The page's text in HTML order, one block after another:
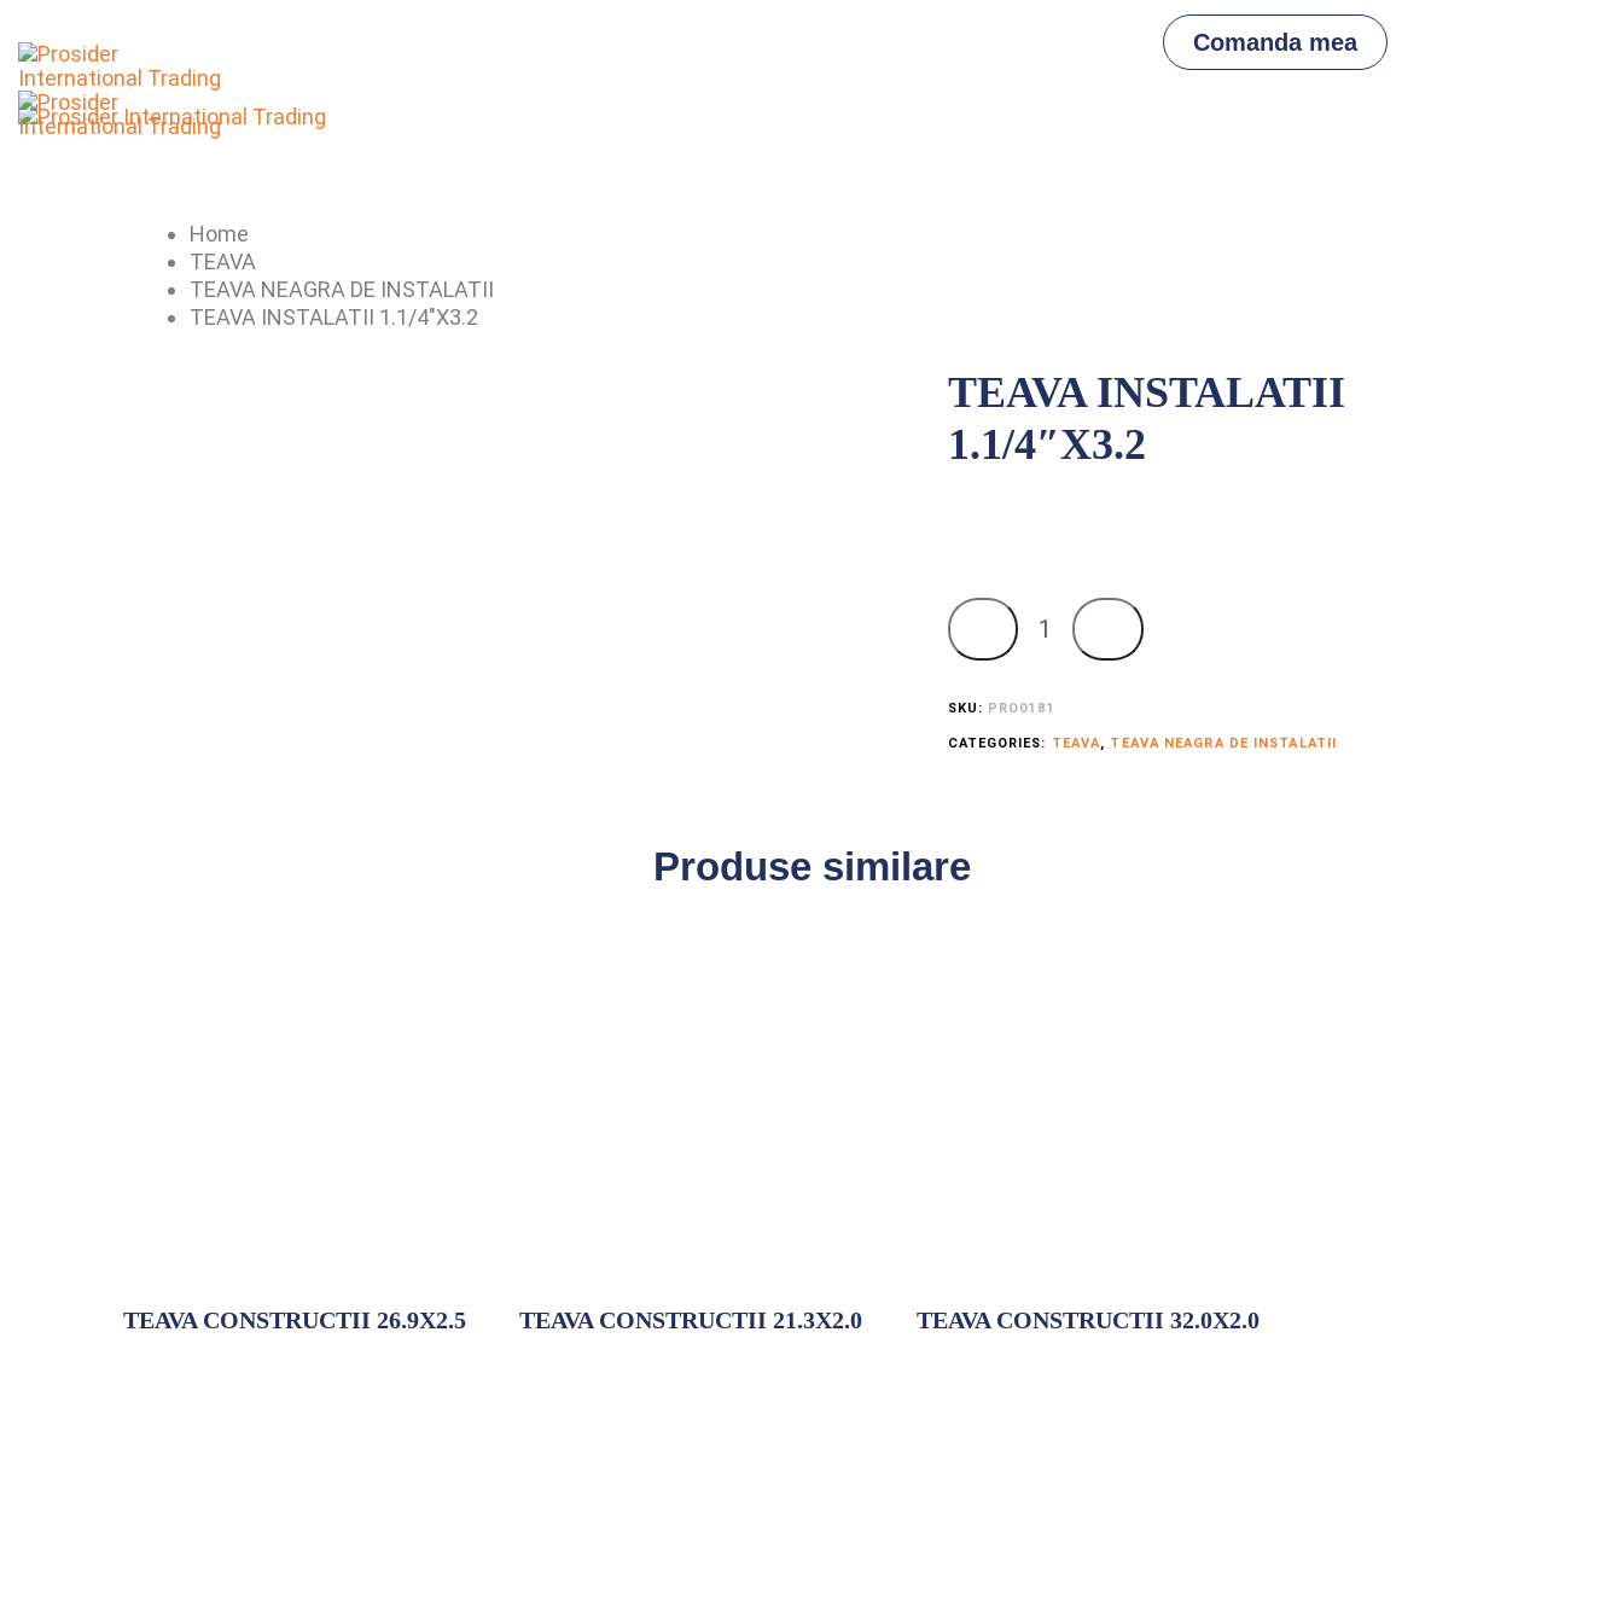
Comanda mea
Home
TEAVA
TEAVA NEAGRA DE INSTALATII
TEAVA INSTALATII 1.1/4″X3.2
TEAVA INSTALATII
1.1/4″X3.2
SKU: PRO0181
CATEGORIES: TEAVA, TEAVA NEAGRA DE INSTALATII
Produse similare
TEAVA CONSTRUCTII 26.9X2.5 TEAVA CONSTRUCTII 21.3X2.0 TEAVA CONSTRUCTII 32.0X2.0